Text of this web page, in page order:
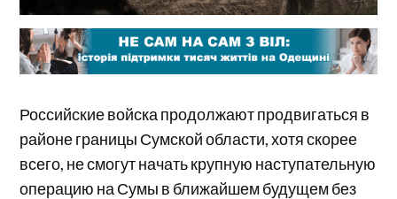
Российские войска продолжают продвигаться в
районе границы Сумской области, хотя скорее
всего, не смогут начать крупную наступательную
операцию на Сумы в ближайшем будущем без